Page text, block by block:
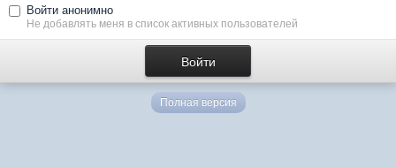
Войти анонимно
Не добавлять меня в список активных пользователей
Полная версия